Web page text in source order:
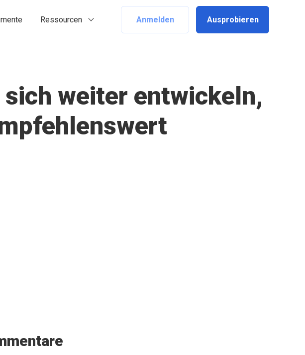
Ressourcen Anmelden Ausprobieren
weiter entwickeln,